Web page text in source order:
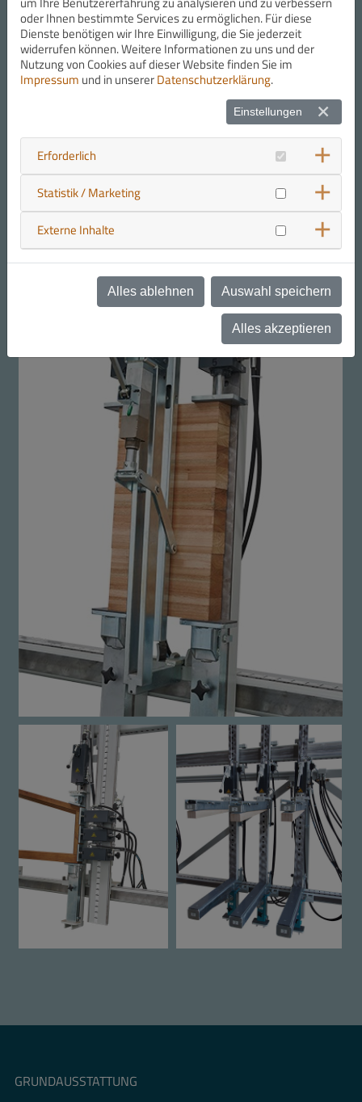
GRUNDAUSSTATTUNG
oder Ihnen bestimmte Services zu ermöglichen. Für diese
Dienste benötigen wir Ihre Einwilligung, die Sie jederzeit
widerrufen können. Weitere Informationen zu uns und der
Nutzung von Cookies auf dieser Website finden Sie im
Impressum und in unsererDatenschutzerklärung.
Einstellungen
Erforderlich
Statistik / Marketing
Externe Inhalte
Alles ablehnen Auswahl speichern
Alles akzeptieren